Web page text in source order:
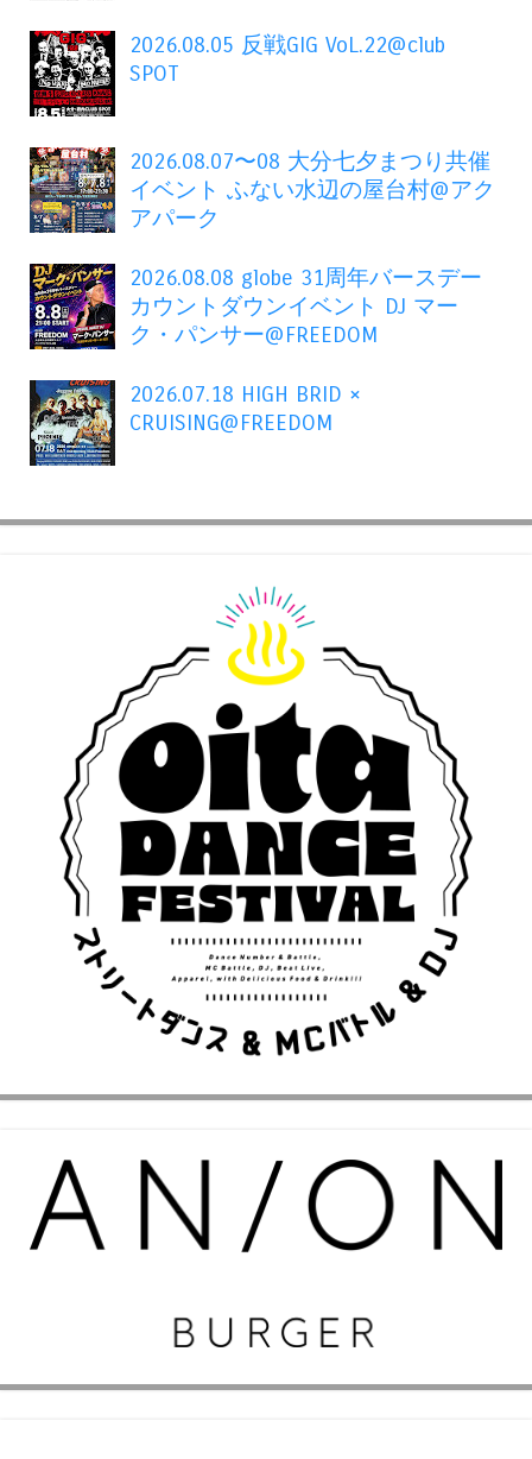
2026.08.05 反戦GIG VoL.22@club
SPOT
2026.08.07〜08 大分七夕まつり共催
イベント ふない水辺の屋台村@アク
アパーク
2026.08.08 globe 31周年バースデー
カウントダウンイベント DJ マー
ク・パンサー@FREEDOM
2026.07.18 HIGH BRID ×
CRUISING@FREEDOM